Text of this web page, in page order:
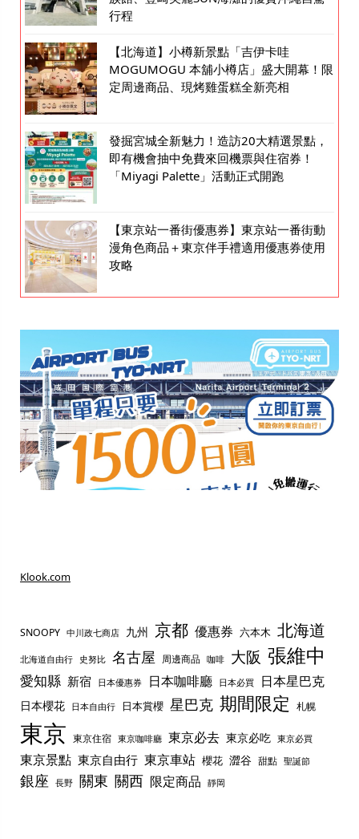
行程
【北海道】小樽新景點「吉伊卡哇
MOGUMOGU 本舖小樽店」盛大開幕！限
定周邊商品、現烤雞蛋糕全新亮相
發掘宮城全新魅力！造訪20大精選景點，
即有機會抽中免費來回機票與住宿券！
「Miyagi Palette」活動正式開跑
【東京站一番街優惠券】東京站一番街動
漫角色商品＋東京伴手禮適用優惠券使用
攻略
Klook.com
SNOOPY 中川政七商店 九州 京都 優惠券 六本木 北海道
北海道自由行 史努比 名古屋 周邊商品 咖啡 大阪 張維中
愛知縣 新宿 日本優惠券 日本咖啡廳 日本必買 日本星巴克
日本櫻花 日本自由行 日本賞櫻 星巴克 期間限定 札幌
東京 東京住宿 東京咖啡廳 東京必去 東京必吃 東京必買
東京景點 東京自由行 東京車站 櫻花 澀谷 甜點 聖誕節
銀座 長野 關東 關西 限定商品 靜岡